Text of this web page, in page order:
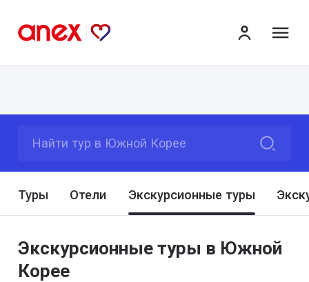
Найти тур в Южной Корее
Туры Отели Экскурсионные туры
Экскурсионные туры в Южной
Корее